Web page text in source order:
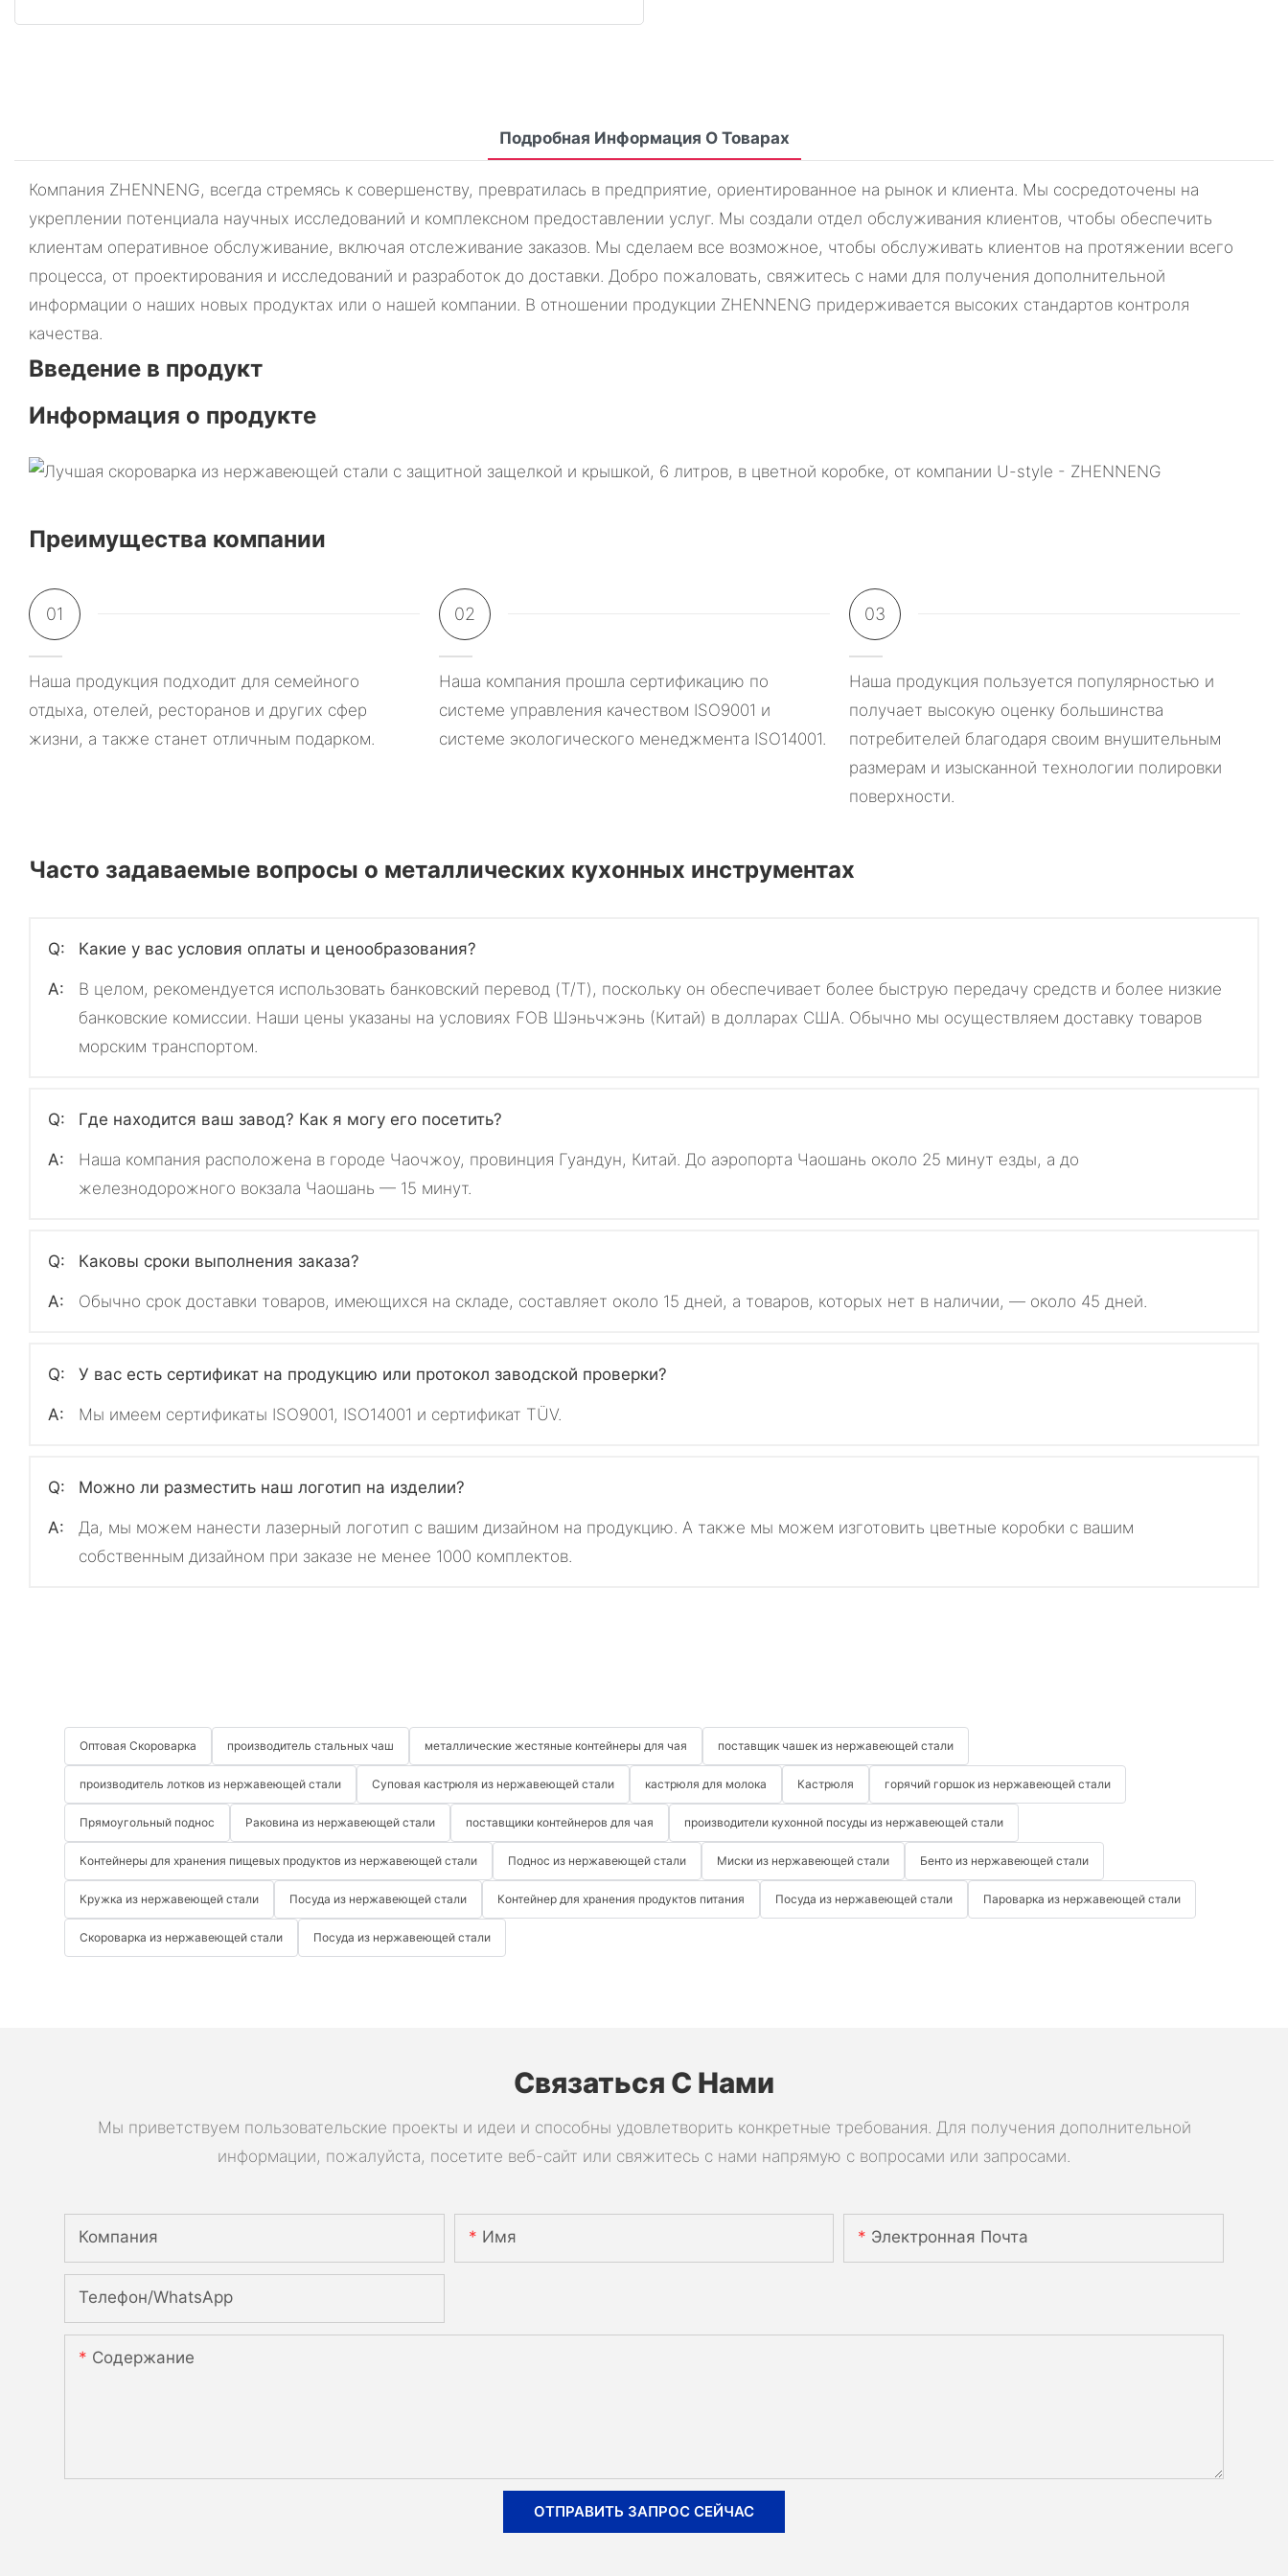
Подробная Информация О Товарах
Компания ZHENNENG, всегда стремясь к совершенству, превратилась в предприятие, ориентированное на рынок и клиента. Мы сосредоточены на
укреплении потенциала научных исследований и комплексном предоставлении услуг. Мы создали отдел обслуживания клиентов, чтобы обеспечить
клиентам оперативное обслуживание, включая отслеживание заказов. Мы сделаем все возможное, чтобы обслуживать клиентов на протяжении всего
процесса, от проектирования и исследований и разработок до доставки. Добро пожаловать, свяжитесь с нами для получения дополнительной
информации о наших новых продуктах или о нашей компании. В отношении продукции ZHENNENG придерживается высоких стандартов контроля
качества.
Введение в продукт
Информация о продукте
Преимущества компании
01
Наша продукция подходит для семейного
отдыха, отелей, ресторанов и других сфер
жизни, а также станет отличным подарком.
02
Наша компания прошла сертификацию по
системе управления качеством ISO9001 и
системе экологического менеджмента ISO14001.
03
Наша продукция пользуется популярностью и
получает высокую оценку большинства
потребителей благодаря своим внушительным
размерам и изысканной технологии полировки
поверхности.
Часто задаваемые вопросы о металлических кухонных инструментах
Q: Какие у вас условия оплаты и ценообразования?
A:
В целом, рекомендуется использовать банковский перевод (T/T), поскольку он обеспечивает более быструю передачу средств и более низкие
банковские комиссии. Наши цены указаны на условиях FOB Шэньчжэнь (Китай) в долларах США. Обычно мы осуществляем доставку товаров
морским транспортом.
Q: Где находится ваш завод? Как я могу его посетить?
A:
Наша компания расположена в городе Чаочжоу, провинция Гуандун, Китай. До аэропорта Чаошань около 25 минут езды, а до
железнодорожного вокзала Чаошань — 15 минут.
Q: Каковы сроки выполнения заказа?
A: Обычно срок доставки товаров, имеющихся на складе, составляет около 15 дней, а товаров, которых нет в наличии, — около 45 дней.
Q: У вас есть сертификат на продукцию или протокол заводской проверки?
A: Мы имеем сертификаты ISO9001, ISO14001 и сертификат TÜV.
Q: Можно ли разместить наш логотип на изделии?
A:
Да, мы можем нанести лазерный логотип с вашим дизайном на продукцию. А также мы можем изготовить цветные коробки с вашим
собственным дизайном при заказе не менее 1000 комплектов.
Оптовая Скороварка производитель стальных чаш металлические жестяные контейнеры для чая поставщик чашек из нержавеющей стали
производитель лотков из нержавеющей стали Суповая кастрюля из нержавеющей стали кастрюля для молока Кастрюля горячий горшок из нержавеющей стали
Прямоугольный поднос Раковина из нержавеющей стали поставщики контейнеров для чая производители кухонной посуды из нержавеющей стали
Контейнеры для хранения пищевых продуктов из нержавеющей стали Поднос из нержавеющей стали Миски из нержавеющей стали Бенто из нержавеющей стали
Кружка из нержавеющей стали Посуда из нержавеющей стали Контейнер для хранения продуктов питания Посуда из нержавеющей стали Пароварка из нержавеющей стали
Скороварка из нержавеющей стали Посуда из нержавеющей стали
Связаться С Нами
Мы приветствуем пользовательские проекты и идеи и способны удовлетворить конкретные требования. Для получения дополнительной
информации, пожалуйста, посетите веб-сайт или свяжитесь с нами напрямую с вопросами или запросами.
Компания Имя Электронная Почта
Телефон/WhatsApp
Содержание
ОТПРАВИТЬ ЗАПРОС СЕЙЧАС